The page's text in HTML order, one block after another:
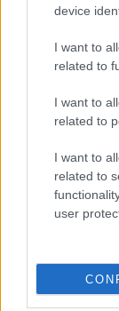
device
I want to
related to
I want to
related to
I want to
related to
user
κορυφαίες
προσφέρουν
αναζητούν
προσωπικής
παραλίες